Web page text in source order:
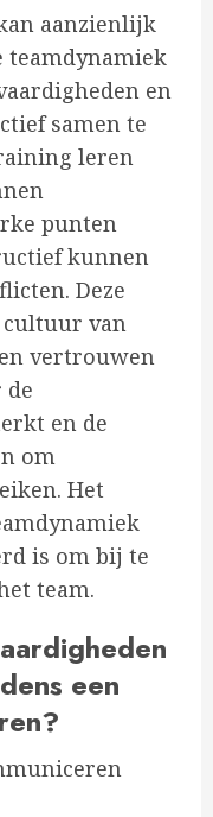
aanzienlijk
teamdynamiek
en
samen te
leren
punten
kunnen
Deze
van
vertrouwen
de
en de
om
Het
is om bij te
team.
een